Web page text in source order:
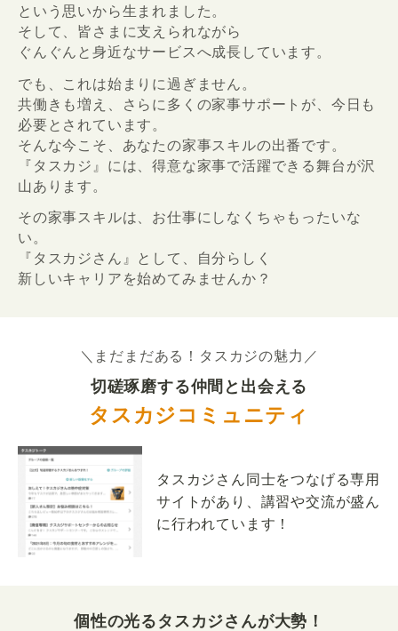
という思いから生まれました。
そして、皆さまに支えられながら
ぐんぐんと身近なサービスへ成長しています。
でも、これは始まりに過ぎません。
共働きも増え、さらに多くの家事サポートが、今日も
必要とされています。
そんな今こそ、あなたの家事スキルの出番です。
『タスカジ』には、得意な家事で活躍できる舞台が沢
山あります。
その家事スキルは、お仕事にしなくちゃもったいな
い。
『タスカジさん』として、自分らしく
新しいキャリアを始めてみませんか？
＼まだまだある！タスカジの魅力／
切磋琢磨する仲間と出会える
タスカジコミュニティ
タスカジさん同士をつなげる専用
サイトがあり、講習や交流が盛ん
に行われています！
個性の光るタスカジさんが大勢！